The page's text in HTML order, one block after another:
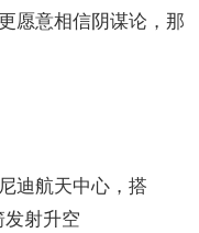
愿意相信阴谋论，那
迪航天中心，搭
发射升空